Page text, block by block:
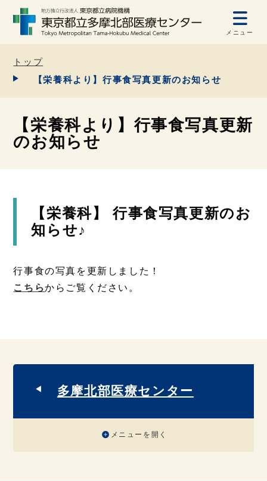
メニュー
トップ
【栄養科より】行事食写真更新のお知らせ
【栄養科より】行事食写真更新
のお知らせ
【栄養科】 行事食写真更新のお
知らせ♪
行事食の写真を更新しました！
こちらからご覧ください。
多摩北部医療センター
メニューを開く